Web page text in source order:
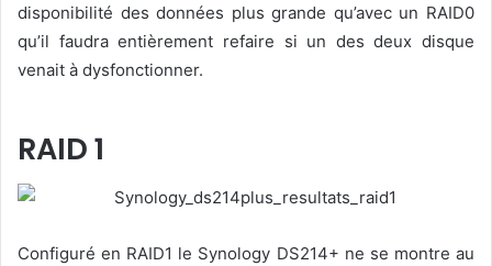
disponibilité des données plus grande qu’avec un RAID0
qu’il faudra entièrement refaire si un des deux disque
venait à dysfonctionner.
RAID 1
Configuré en RAID1 le Synology DS214+ ne se montre au